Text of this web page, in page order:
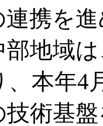
携を
地域
本年4
術基